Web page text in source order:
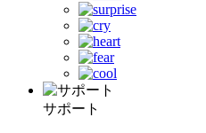
サポート